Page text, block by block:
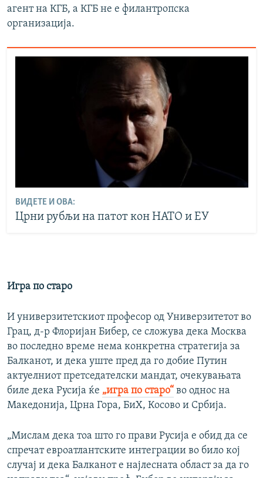
агент на КГБ, а КГБ не е филантропска
организација.
ВИДЕТЕ И ОВА:
Црни рубљи на патот кон НАТО и ЕУ
Игра по старо
И универзитетскиот професор од Универзитетот во
Грац, д-р Флоријан Бибер, се сложува дека Москва
во последно време нема конкретна стратегија за
Балканот, и дека уште пред да го добие Путин
актуелниот претседателски мандат, очекувањата
биле дека Русија ќе „игра по старо“ во однос на
Македонија, Црна Гора, БиХ, Косово и Србија.
„Мислам дека тоа што го прави Русија е обид да се
спречат евроатлантските интеграции во било кој
случај и дека Балканот е најлесната област за да го